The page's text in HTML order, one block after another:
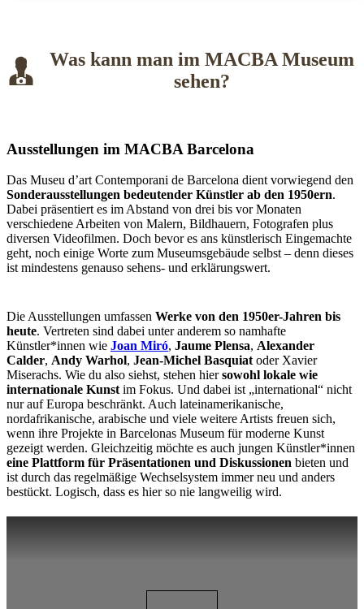
Was kann man im MACBA Museum
sehen?
Ausstellungen im MACBA Barcelona
Das Museu d’art Contemporani de Barcelona dient vorwiegend den
Sonderausstellungen bedeutender Künstler ab den 1950ern.
Dabei präsentiert es im Abstand von drei bis vor Monaten
verschiedene Arbeiten von Malern, Bildhauern, Fotografen plus
diversen Videofilmen. Doch bevor es ans künstlerisch Eingemachte
geht, noch einige Worte zum Museumsgebäude selbst – denn dieses
ist mindestens genauso sehens- und erklärungswert.
Die Ausstellungen umfassen Werke von den 1950er-Jahren bis
heute. Vertreten sind dabei unter anderem so namhafte
Künstler*innen wie Joan Miró, Jaume Plensa, Alexander
Calder, Andy Warhol, Jean-Michel Basquiat oder Xavier
Miserachs. Wie du also siehst, stehen hiersowohl lokale wie
internationale Kunst im Fokus. Und dabei ist „international“ nicht
nur auf Europa beschränkt. Auch lateinamerikanische,
nordafrikanische, arabische und viele weitere Artists freuen sich,
wenn ihre Projekte in Barcelonas Museum für moderne Kunst
gezeigt werden. Gleichzeitig möchte es auch jungen Künstler*innen
eine Plattform für Präsentationen und Diskussionen bieten und
ist durch das regelmäßige Wechselsystem immer neu und anders
bestückt. Logisch, dass es hier so nie langweilig wird.